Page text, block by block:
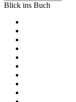
Blick ins Buch